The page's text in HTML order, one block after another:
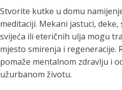
Stvorite kutke u domu
meditaciji. Mekani jastuci,
svijeća ili eteričnih ulja mogu
mjesto smirenja i regeneracije.
pomaže mentalnom zdravlju i
užurbanom životu.